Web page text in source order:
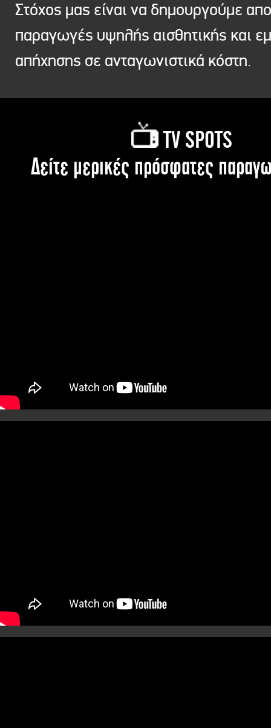
Στόχος μας είναι να δημουργούμε
παραγωγές υψηλής αισθητικής και
απήχησης σε ανταγωνιστικά κόστη.
TV SPOTS
Δείτε μερικές πρόσφατες